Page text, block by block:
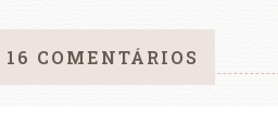
16 COMENTÁRIOS